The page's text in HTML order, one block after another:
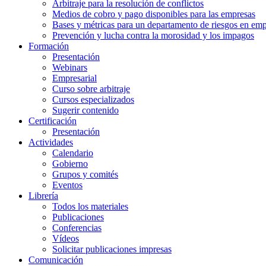
Arbitraje para la resolución de conflictos
Medios de cobro y pago disponibles para las empresas
Bases y métricas para un departamento de riesgos en
Prevención y lucha contra la morosidad y los impagos
Formación
Presentación
Webinars
Empresarial
Curso sobre arbitraje
Cursos especializados
Sugerir contenido
Certificación
Presentación
Actividades
Calendario
Gobierno
Grupos y comités
Eventos
Librería
Todos los materiales
Publicaciones
Conferencias
Vídeos
Solicitar publicaciones impresas
Comunicación